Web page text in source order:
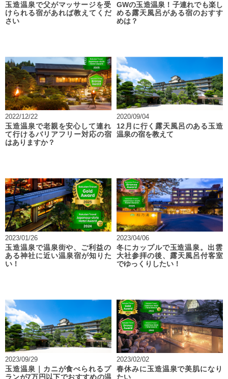
玉造温泉で父がマッサージを受
けられる宿があれば教えてくだ
さい
GWの玉造温泉！子連れでも楽し
める露天風呂がある宿のおすす
めは？
2022/12/22
玉造温泉で老親を安心して連れ
て行けるバリアフリー対応の宿
はありますか？
2020/09/04
12月に行く露天風呂のある玉造
温泉の宿を教えて
2023/01/26
玉造温泉で温泉街や、ご利益の
ある神社に近い温泉宿が知りた
い！
2023/04/06
冬にカップルで玉造温泉。出雲
大社参拝の後、露天風呂付客室
でゆっくりしたい！
2023/09/29
玉造温泉｜カニが食べられるプ
ランが7万円以下でおすすめの温
2023/02/02
春休みに玉造温泉で美肌になり
たい